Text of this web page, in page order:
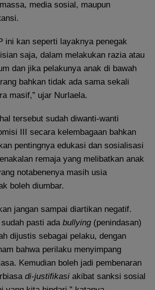
media sosial, maupun
ini kan seperti layaknya penegak
saja, dalam melakukan razia atau
dan jika pelakunya anak di bawah
bahkan tidak ada sama sekali
masif,” ujar Nurlaela.
tersebut sudah diwanti-wanti
III secara kelembagaan bahkan
pentingnya edukasi dan sosialisasi
remaja yang melibatkan anak
notabenenya masih usia
boleh diumbar.
jangan sampai diartikan negatif.
pasti ada bullying(penindasan)
dijustis sebagai pelaku, dengan
bahwa perilaku menyimpang
Kemudian boleh jadi pembenaran
di-justifikasi akibat sanksi sosial